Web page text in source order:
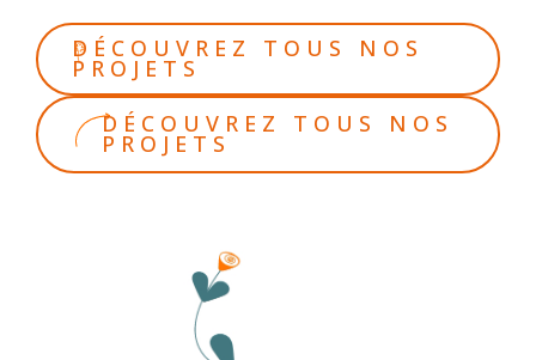
DÉCOUVREZ TOUS NOS
PROJETS
DÉCOUVREZ TOUS NOS
PROJETS